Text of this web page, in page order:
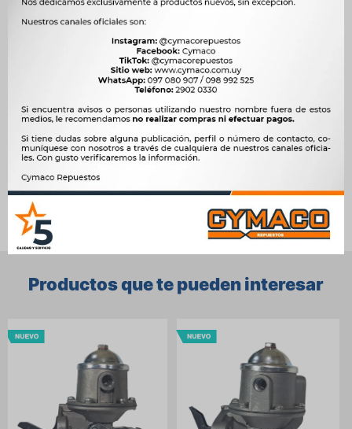
Compatibilidad FORD
1.6 8V 84cv LC NAFTA, 1.6 CVH NAFTA
   
Ver mas productos de la marca Elifel
Productos que te pueden interesar